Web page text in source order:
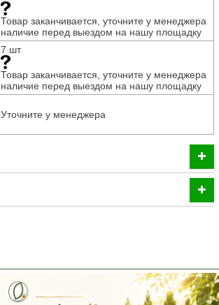
Товар заканчивается, уточните у менеджера
наличие перед выездом на нашу площадку
7 шт
Товар заканчивается, уточните у менеджера
наличие перед выездом на нашу площадку
Уточните у менеджера